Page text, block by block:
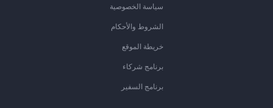
سياسة الخصوصية
الشروط والأحكام
خريطة الموقع
برنامج شركاء
برنامج السفير